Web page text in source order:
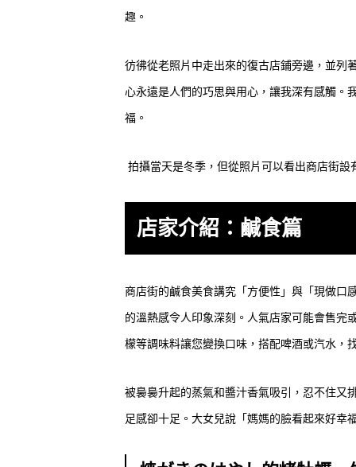
趣。
彷彿從老照片中走出來的復古店鋪旁邊，並列
心永遠是人們的巧思與用心，讓我深有感觸。
福。
拍攝當天是冬季，但從照片可以看出商店街
店家介紹：鹹食篇
商店街的鹹食美食講究「方便性」與「現做口
的溫熱感令人印象深刻。人氣店家可能會售完
檬等調味料讓您變換口味，搭配啤酒或汽水，
被裊裊升起的蒸氣和醬汁香氣吸引，忍不住
足感卻十足。大女兒說「媽媽的臉看起來好幸